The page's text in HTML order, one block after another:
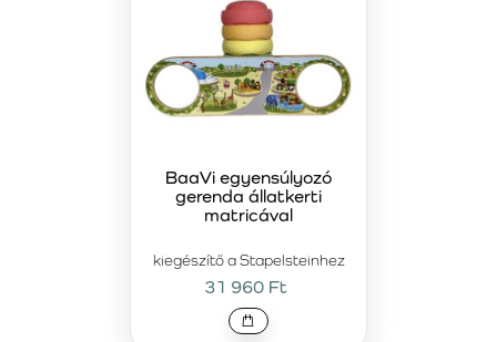
kiegészítő a Stapelsteinhez
BaaVi egyensúlyozó
gerenda állatkerti
matricával
31 960 Ft